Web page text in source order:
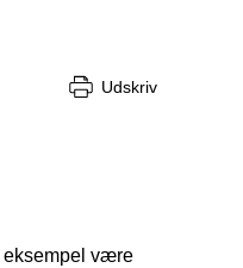
Udskriv
eksempel være